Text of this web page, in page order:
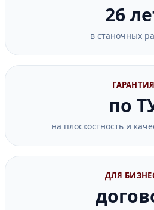
26
в станочных
ГАРАНТИЯ
по
на плоскостность и
ДЛЯ